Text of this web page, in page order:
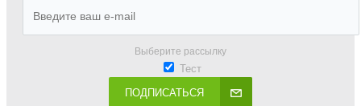
Выберите рассылку
Тест
ПОДПИСАТЬСЯ